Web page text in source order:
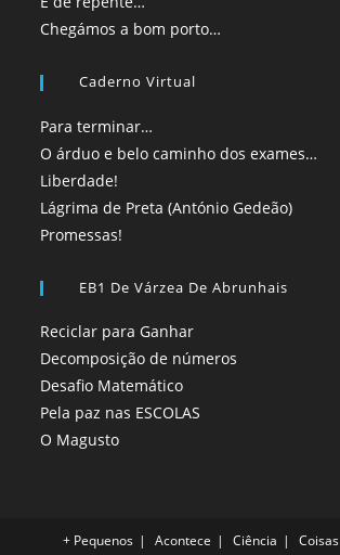
Chegámos a bom porto…
Caderno Virtual
Para terminar…
O árduo e belo caminho dos exames…
Liberdade!
Lágrima de Preta (António Gedeão)
Promessas!
EB1 De Várzea De Abrunhais
Reciclar para Ganhar
Decomposição de números
Desafio Matemático
Pela paz nas ESCOLAS
O Magusto
+ Pequenos Acontece Ciência Coisas